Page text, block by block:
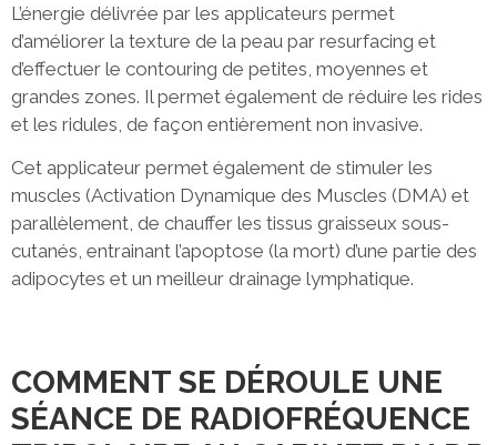
L’énergie délivrée par les applicateurs permet
d’améliorer la texture de la peau par resurfacing et
d’effectuer le contouring de petites, moyennes et
grandes zones. Il permet également de réduire les rides
et les ridules, de façon entièrement non invasive.
Cet applicateur permet également de stimuler les
muscles (Activation Dynamique des Muscles (DMA) et
parallèlement, de chauffer les tissus graisseux sous-
cutanés, entrainant l’apoptose (la mort) d’une partie des
adipocytes et un meilleur drainage lymphatique.
COMMENT SE DÉROULE UNE
SÉANCE DE RADIOFRÉQUENCE